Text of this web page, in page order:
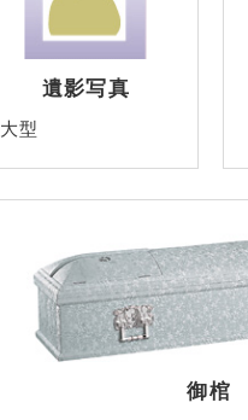
遺影写真
大型
御棺